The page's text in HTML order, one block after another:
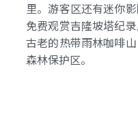
里。游客区还有迷你
免费观赏吉隆坡塔纪
古老的热带雨林咖啡
森林保护区。